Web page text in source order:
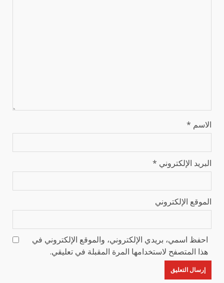
الاسم *
البريد الإلكتروني *
الموقع الإلكتروني
احفظ اسمي، بريدي الإلكتروني، والموقع الإلكتروني في
هذا المتصفح لاستخدامها المرة المقبلة في تعليقي.